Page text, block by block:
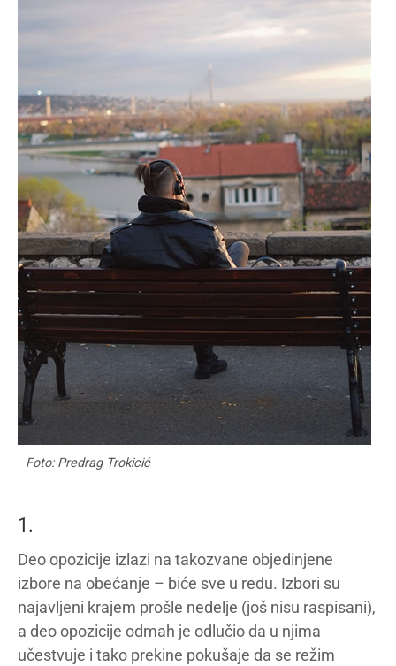
Foto: Predrag Trokicić
1.
Deo opozicije izlazi na takozvane objedinjene
izbore na obećanje – biće sve u redu. Izbori su
najavljeni krajem prošle nedelje (još nisu raspisani),
a deo opozicije odmah je odlučio da u njima
učestvuje i tako prekine pokušaje da se režim